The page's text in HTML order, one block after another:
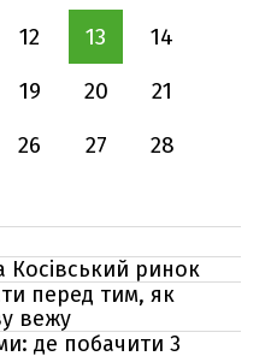
12 13
14
19 20
21
26 27
28
Косівський ринок
перед тим, як
вежу
де побачити 3